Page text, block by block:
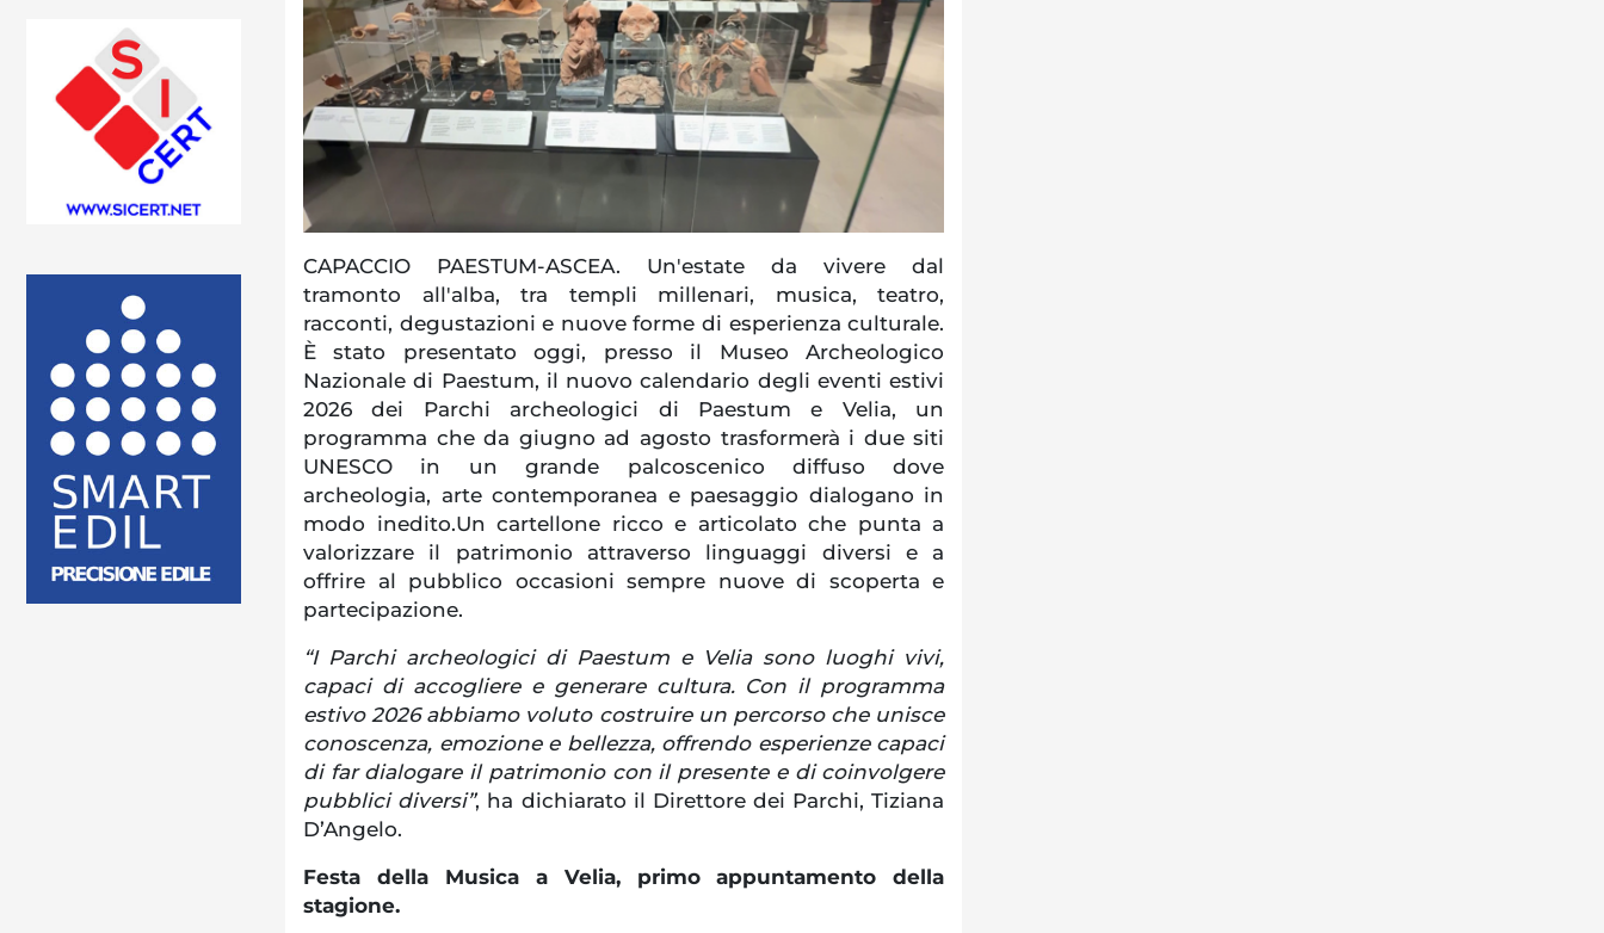
CAPACCIO PAESTUM-ASCEA. Un'estate da vivere dal
tramonto all'alba, tra templi millenari, musica, teatro,
racconti, degustazioni e nuove forme di esperienza culturale.
È stato presentato oggi, presso il Museo Archeologico
Nazionale di Paestum, il nuovo calendario degli eventi estivi
2026 dei Parchi archeologici di Paestum e Velia, un
programma che da giugno ad agosto trasformerà i due siti
UNESCO in un grande palcoscenico diffuso dove
archeologia, arte contemporanea e paesaggio dialogano in
modo inedito.Un cartellone ricco e articolato che punta a
valorizzare il patrimonio attraverso linguaggi diversi e a
offrire al pubblico occasioni sempre nuove di scoperta e
partecipazione.
“I Parchi archeologici di Paestum e Velia sono luoghi vivi,
capaci di accogliere e generare cultura. Con il programma
estivo 2026 abbiamo voluto costruire un percorso che unisce
conoscenza, emozione e bellezza, offrendo esperienze capaci
di far dialogare il patrimonio con il presente e di coinvolgere
pubblici diversi”, ha dichiarato il Direttore dei Parchi, Tiziana
D’Angelo.
Festa della Musica a Velia, primo appuntamento della
stagione.